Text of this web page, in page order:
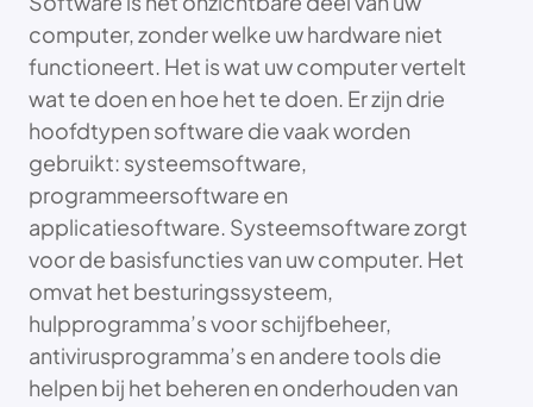
computer, zonder welke uw hardware niet
functioneert. Het is wat uw computer vertelt
wat te doen en hoe het te doen. Er zijn drie
hoofdtypen software die vaak worden
gebruikt: systeemsoftware,
programmeersoftware en
applicatiesoftware. Systeemsoftware zorgt
voor de basisfuncties van uw computer. Het
omvat het besturingssysteem,
hulpprogramma’s voor schijfbeheer,
antivirusprogramma’s en andere tools die
helpen bij het beheren en onderhouden van